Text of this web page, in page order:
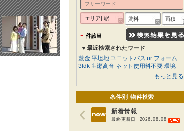
エリア| 駅 賃料 面積
- 件該当
▼最近検索されたワード
敷金 平坦地 ユニットバス ur フォーム
3ldk 生瀬高台 ネット使用料不要 環境
もっと見る
条件別 物件検索
新着情報
最終更新日 2026.08.08